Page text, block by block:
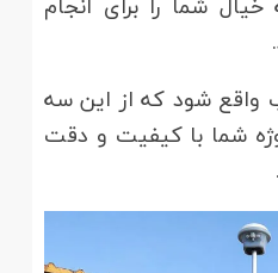
واقع شود که از این سه
شما با کیفیت و دقت